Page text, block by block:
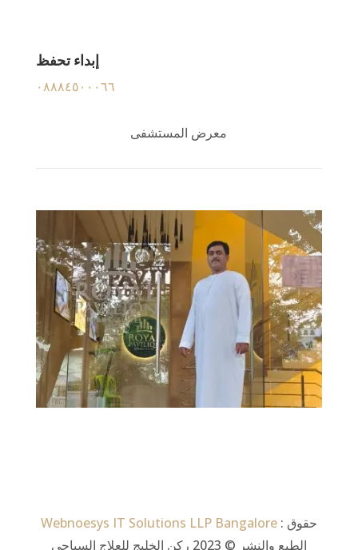
إبداء تحفظ
٠٨٨٨٤٥٠٠٠٦٦
معرض المستشفى
Webnoesys IT Solutions LLP Bangalore: حقوق
الطبع والنشر © 2023 ركن الخليج للعلاج السياحي